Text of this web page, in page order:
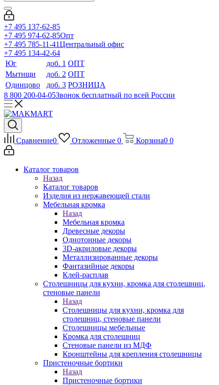
+7 495 137-62-85
+7 495 974-62-85Опт
+7 495 785-11-41Центральный офис
+7 495 134-42-64
Юг
доб. 1 ОПТ
Мытищи
доб. 2 ОПТ
Одинцово
доб. 3 РОЗНИЦА
8 800 200-04-05Звонок бесплатный по всей России
Сравнение0 Отложенные 0 Корзина0 0
Каталог товаров
Назад
Каталог товаров
Изделия из нержавеющей стали
Мебельная кромка
Назад
Мебельная кромка
Древесные декоры
Однотонные декоры
3D-акриловые декоры
Металлизированные декоры
Фантазийные декоры
Клей-расплав
Столешницы для кухни, кромка для столешниц,
стеновые панели
Назад
Столешницы для кухни, кромка для
столешниц, стеновые панели
Столешницы мебельные
Кромка для столешниц
Стеновые панели из МДФ
Кронштейны для крепления столешницы
Пристеночные бортики
Назад
Пристеночные бортики